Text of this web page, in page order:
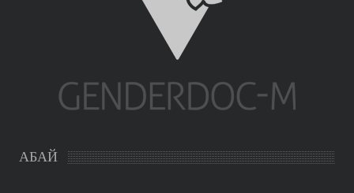
АБАЙ